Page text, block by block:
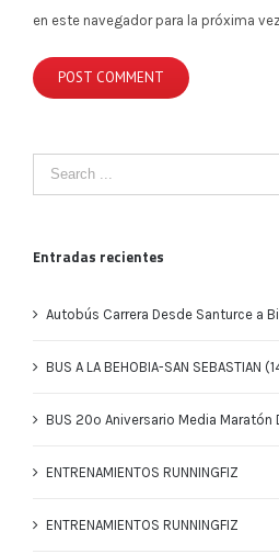
en este navegador para la próxima
Entradas recientes
Autobús Carrera Desde Santurce a
BUS A LA BEHOBIA-SAN SEBASTIAN
BUS 20º Aniversario Media Maratón
ENTRENAMIENTOS RUNNINGFIZ
ENTRENAMIENTOS RUNNINGFIZ